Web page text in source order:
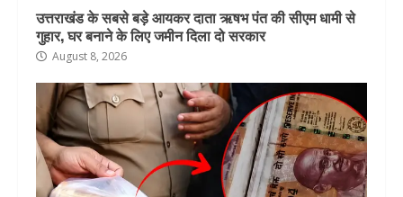
उत्तराखंड के सबसे बड़े आयकर दाता ऋषभ पंत की सीएम धामी से
गुहार, घर बनाने के लिए जमीन दिला दो सरकार
August 8, 2026